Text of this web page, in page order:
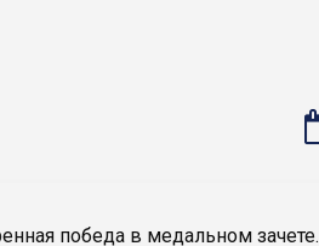
победа в медальном зачете.